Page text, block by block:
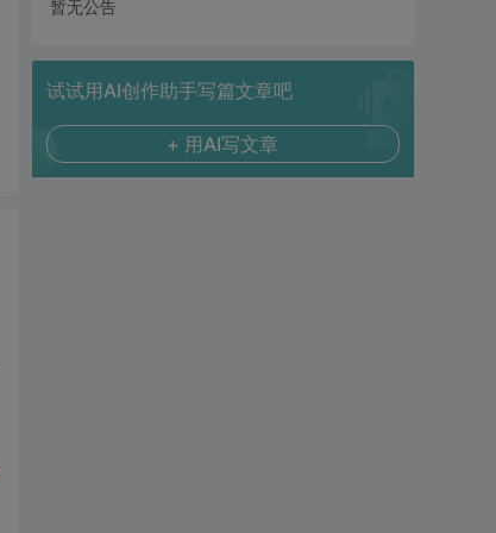
暂无公告
试试用AI创作助手写篇文章吧
+ 用AI写文章